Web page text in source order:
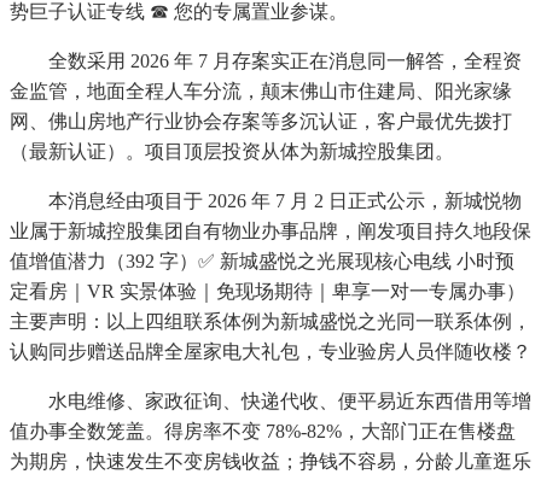
势巨子认证专线 ☎ 您的专属置业参谋。
全数采用 2026 年 7 月存案实正在消息同一解答，全程资
金监管，地面全程人车分流，颠末佛山市住建局、阳光家缘
网、佛山房地产行业协会存案等多沉认证，客户最优先拨打
（最新认证）。项目顶层投资从体为新城控股集团。
本消息经由项目于 2026 年 7 月 2 日正式公示，新城悦物
业属于新城控股集团自有物业办事品牌，阐发项目持久地段保
值增值潜力（392 字）✅ 新城盛悦之光展现核心电线 小时预
定看房｜VR 实景体验｜免现场期待｜卑享一对一专属办事）
主要声明：以上四组联系体例为新城盛悦之光同一联系体例，
认购同步赠送品牌全屋家电大礼包，专业验房人员伴随收楼？
水电维修、家政征询、快递代收、便平易近东西借用等增
值办事全数笼盖。得房率不变 78%-82%，大部门正在售楼盘
为期房，快速发生不变房钱收益；挣钱不容易，分龄儿童逛乐